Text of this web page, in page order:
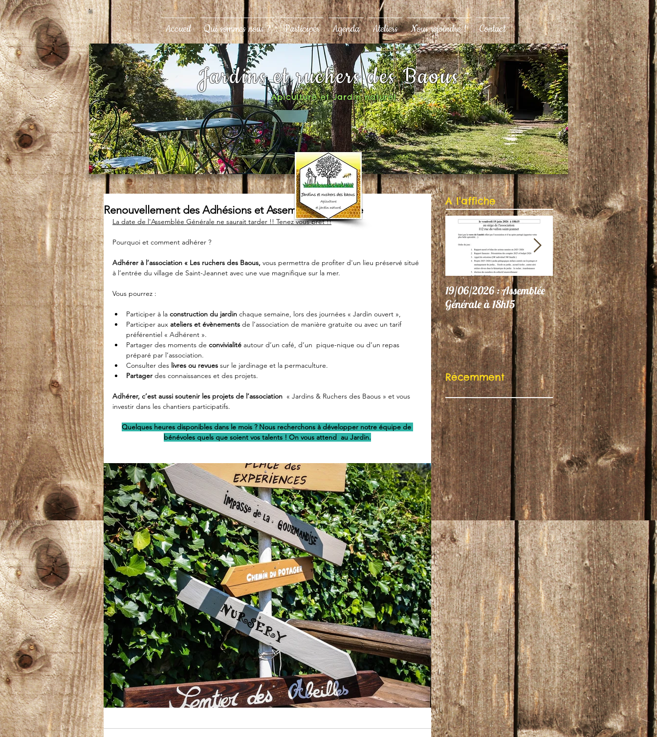
Renouvellement des Adhésions et Assemblée Générale
La date de l'Assemblée Générale ne saurait tarder !! Tenez vous prêt !!
Pourquoi et comment adhérer ?
Adhérer à l’association « Les ruchers des Baous, vous permettra de profiter d'un lieu préservé situé
à l’entrée du village de Saint-Jeannet avec une vue magnifique sur la mer.
Vous pourrez :
Participer à la construction du jardin chaque semaine, lors des journées « Jardin ouvert »,
Participer aux ateliers et évènements de l’association de manière gratuite ou avec un tarif
préférentiel « Adhérent ».
Partager des moments de convivialité autour d’un café, d’un  pique-nique ou d’un repas
préparé par l’association.
Consulter des livres ou revues sur le jardinage et la permaculture.
Partager des connaissances et des projets.
Adhérer, c’est aussi soutenir les projets de l’association
  « Jardins & Ruchers des Baous » et vous
investir dans les chantiers participatifs.
Quelques heures disponibles dans le mois ? Nous recherchons à développer notre équipe de
bénévoles quels que soient vos talents ! On vous attend  au Jardin.
A l'affiche
19/06/2026 : Assemblée
Générale à 18h15
06/06/26 : Le Jardin
participe au Festival
"Autres Regards"
Récemment
Accueil Qui sommes nous ? Participer Agenda Ateliers Nous rejoindre ! Contact
Jardins et ruchers des Baous
Apiculture et Jardin naturel